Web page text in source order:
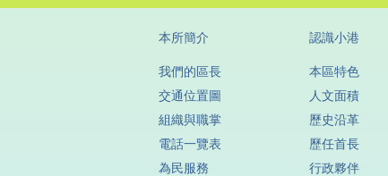
本所簡介
我們的區長
交通位置圖
組織與職掌
電話一覽表
為民服務
認識小港
本區特色
人文面積
歷史沿革
歷任首長
行政夥伴